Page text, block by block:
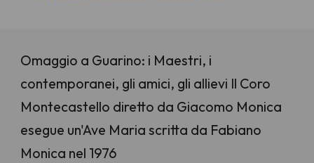
Omaggio a Guarino: i Maestri, i
contemporanei, gli amici, gli allievi Il Coro
Montecastello diretto da Giacomo Monica
esegue un'Ave Maria scritta da Fabiano
Monica nel 1976